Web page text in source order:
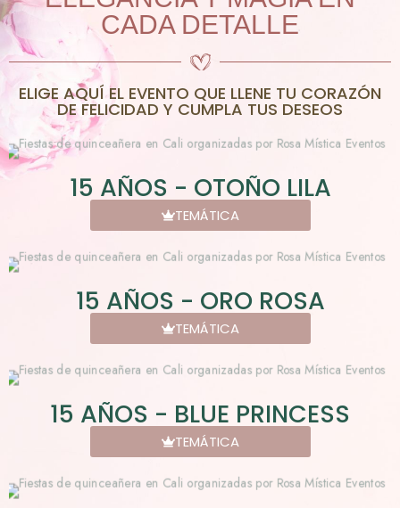
CADA DETALLE
ELIGE AQUÍ EL EVENTO QUE LLENE TU CORAZÓN
DE FELICIDAD Y CUMPLA TUS DESEOS
15 AÑOS - OTOÑO LILA
TEMÁTICA
15 AÑOS - ORO ROSA
TEMÁTICA
15 AÑOS - BLUE PRINCESS
TEMÁTICA